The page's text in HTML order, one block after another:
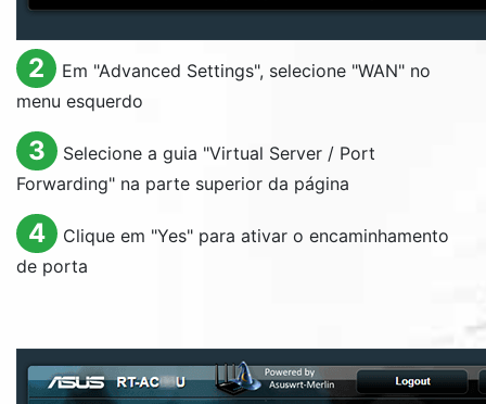
2 Em "Advanced Settings", selecione "WAN" no
menu esquerdo
3 Selecione a guia "Virtual Server / Port
Forwarding" na parte superior da página
4 Clique em "Yes" para ativar o encaminhamento
de porta